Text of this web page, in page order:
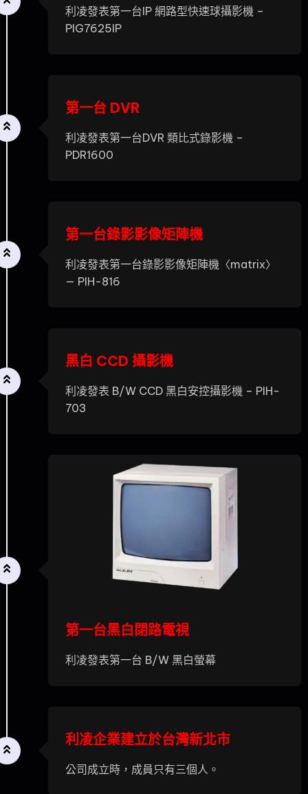
利凌發表第一台IP 網路型快速球攝影機 –
PIG7625IP
第一台 DVR
利凌發表第一台DVR 類比式錄影機 –
PDR1600
第一台錄影影像矩陣機
利凌發表第一台錄影影像矩陣機〈matrix〉
— PIH-816
黑白 CCD 攝影機
利凌發表 B/W CCD 黑白安控攝影機 – PIH-
703
第一台黑白閉路電視
利凌發表第一台 B/W 黑白螢幕
利凌企業建立於台灣新北市
公司成立時，成員只有三個人。